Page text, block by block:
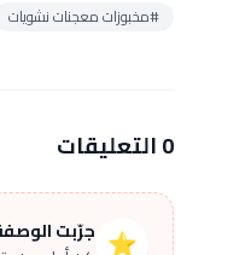
#مخبوزات معجنات نشويات
0 التعليقات
⭐ جرّبت